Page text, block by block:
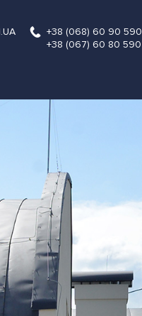
+38 (068) 60 90 590
+38 (067) 60 80 590